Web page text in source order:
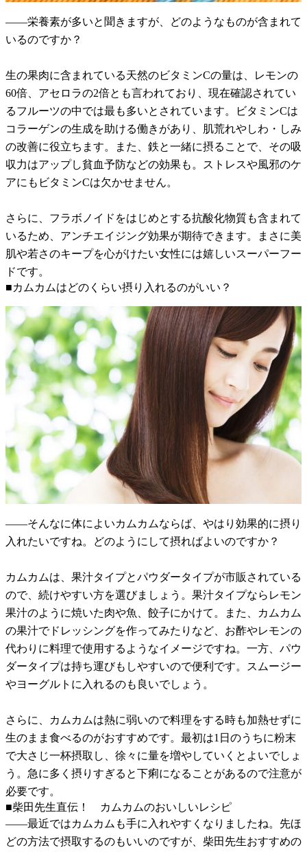
――栄養素が多いと聞きますが、どのようなものが含まれて
いるのですか？
生の果肉に含まれている天然のビタミンCの量は、レモンの
60倍、アセロラの2倍とも言われており、現在確認されてい
るフルーツの中では最も多いとされています。ビタミンCは
コラーゲンの生成を助ける働きがあり、肌荒れやしわ・しみ
の改善に役立ちます。また、鉄と一緒に摂ることで、その吸
収力はアップし貧血予防などの効果も。ストレスや風邪のケ
アにもビタミンCは欠かせません。
さらに、フラボノイドをはじめとする抗酸化物質も含まれて
いるため、アンチエイジング効果が期待できます。まさに美
肌や若さのキープを心がけたい女性には嬉しいスーパーフー
ドです。
■カムカムはどのくらい摂り入れるのがいい？
――そんなに体によいカムカムならば、やはり効果的に摂り
入れたいですね。どのようにして摂ればよいのですか？
カムカムは、果汁タイプとパウダータイプが市販されている
ので、続けやすい方を選びましょう。果汁タイプならレモン
果汁のように焼いた肉や魚、餃子にかけて。また、カムカム
の果汁でドレッシングを作ってみたりなど、お酢やレモンの
代わりに料理で使用するようなイメージですね。一方、パウ
ダータイプは持ち運びもしやすいので便利です。スムージー
やヨーグルトに入れるのも良いでしょう。
さらに、カムカムは熱に弱いので料理をする時も加熱せずに
生のまま食べるのがおすすめです。最初は1日のうちに粉末
で大さじ一杯摂取し、徐々に量を増やしていくとよいでしょ
う。急に多く摂りすぎると下痢になることがあるので注意が
必要です。
■柴田先生直伝！ カムカムのおいしいレシピ
――最近ではカムカムも手に入れやすくなりましたね。先ほ
どの方法で摂取するのもいいのですが、柴田先生おすすめの